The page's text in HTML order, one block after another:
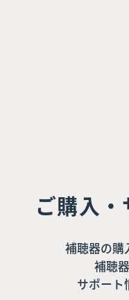
ご購入
補聴器の購
補聴
サポート